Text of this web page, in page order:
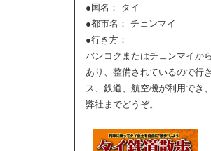
●国名： タイ
●都市名： チェンマイ
●行き方：
バンコクまたはチェンマイか
あり、整備されているので行
ス、鉄道、航空機が利用でき
弊社までどうぞ。